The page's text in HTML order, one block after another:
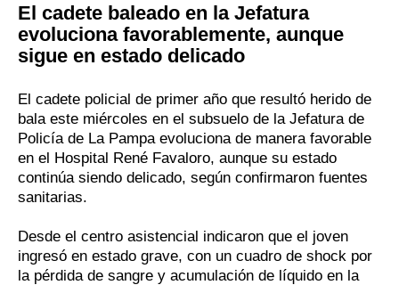
El cadete baleado en la Jefatura
evoluciona favorablemente, aunque
sigue en estado delicado
El cadete policial de primer año que resultó herido de
bala este miércoles en el subsuelo de la Jefatura de
Policía de La Pampa evoluciona de manera favorable
en el Hospital René Favaloro, aunque su estado
continúa siendo delicado, según confirmaron fuentes
sanitarias.
Desde el centro asistencial indicaron que el joven
ingresó en estado grave, con un cuadro de shock por
la pérdida de sangre y acumulación de líquido en la